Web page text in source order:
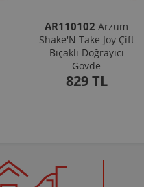
AR110102 Arzum
Shake'N Take Joy Çift
Bıçaklı Doğrayıcı
Gövde
829 TL